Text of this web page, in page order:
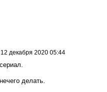
12 декабря 2020 05:44
делать.